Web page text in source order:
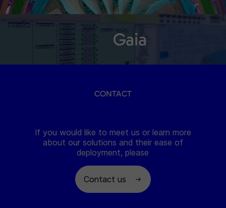
Gaia
CONTACT
If you would like to meet us or learn more
about our solutions and their ease of
deployment, please
Contact us